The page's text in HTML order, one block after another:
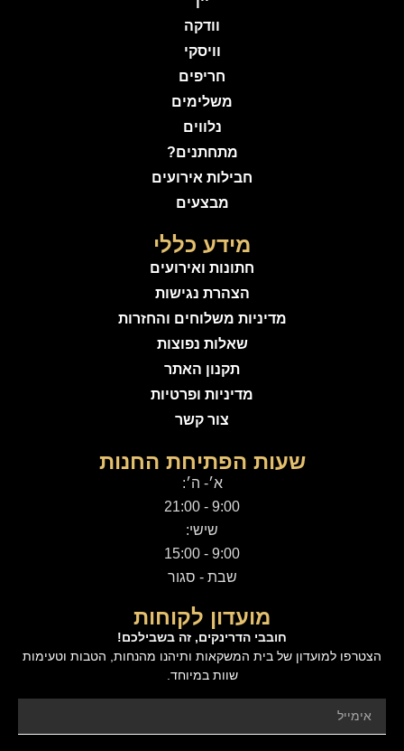
וודקה
וויסקי
חריפים
משלימים
נלווים
מתחתנים?
חבילות אירועים
מבצעים
מידע כללי
חתונות ואירועים
הצהרת נגישות
מדיניות משלוחים והחזרות
שאלות נפוצות
תקנון האתר
מדיניות ופרטיות
צור קשר
שעות הפתיחת החנות
א׳- ה׳:
9:00 - 21:00
שישי:
9:00 - 15:00
שבת - סגור
מועדון לקוחות
חובבי הדרינקים, זה בשבילכם!
הצטרפו למועדון של בית המשקאות ותיהנו מהנחות, הטבות וטעימות
שוות במיוחד.